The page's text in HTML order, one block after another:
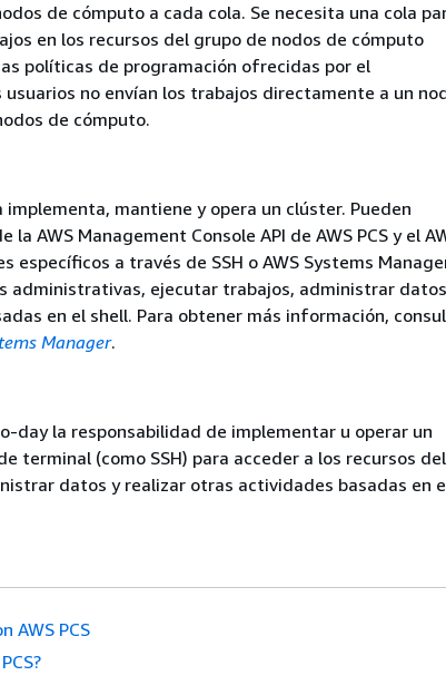
de cómputo a cada cola. Se necesita una cola
en los recursos del grupo de nodos de cómputo
políticas de programación ofrecidas por el
no envían los trabajos directamente a un
de cómputo.
mantiene y opera un clúster. Pueden
la AWS Management Console API de AWS PCS y el
específicos a través de SSH o AWS Systems
administrativas, ejecutar trabajos, administrar
en el shell. Para obtener más información,
Manager.
day la responsabilidad de implementar u operar un
terminal (como SSH) para acceder a los recursos del
datos y realizar otras actividades basadas en
AWS PCS